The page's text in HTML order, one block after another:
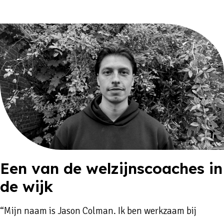
Een van de welzijnscoaches in
de wijk
“Mijn naam is Jason Colman. Ik ben werkzaam bij